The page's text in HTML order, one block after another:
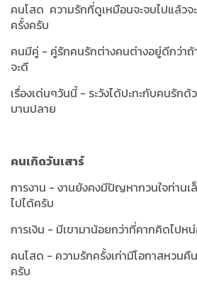
คนโสด ความรักที่ดูเหมือนจะจบไปแล้ว
ครั้งครับ
คนมีคู่ - คู่รักคนรักต่างคนต่างอยู่ดีกว่าถ้
จะดี
เรื่องเด่นๆวันนี้ - ระวังได้ปะทะกับคนรัก
บานปลาย
คนเกิดวันเสาร์
การงาน - งานยังคงมีปัญหากวนใจท่านเ
ไปได้ครับ
การเงิน - มีเขามาน้อยกว่าที่คากคิดไปห
คนโสด - ความรักครั้งเก่ามีโอกาสหวน
ครับ